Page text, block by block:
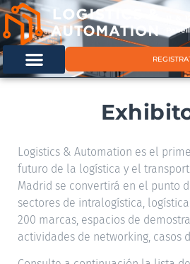
11 &
Logistics & Automation es el
futuro de la logística y el
Madrid se convertirá en el punto
sectores de intralogística,
200 marcas, espacios de
actividades de networking, casos